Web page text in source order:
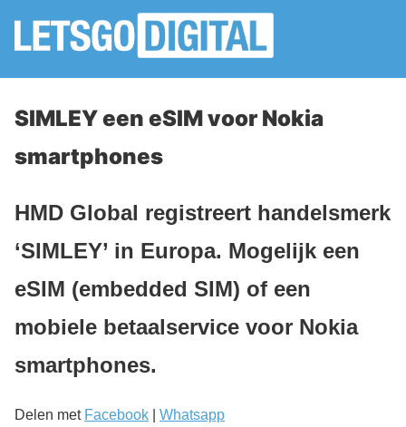
SIMLEY een eSIM voor Nokia
smartphones
HMD Global registreert handelsmerk
‘SIMLEY’ in Europa. Mogelijk een
eSIM (embedded SIM) of een
mobiele betaalservice voor Nokia
smartphones.
Delen met Facebook Whatsapp